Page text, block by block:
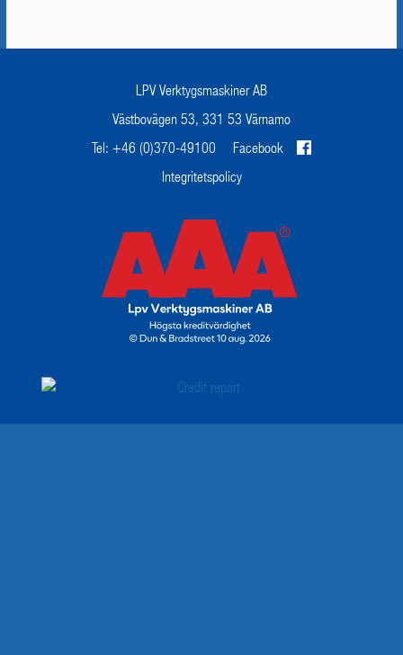
LPV Verktygsmaskiner AB
Västbovägen 53, 331 53 Värnamo
Tel: +46 (0)370-49100
Facebook
Integritetspolicy